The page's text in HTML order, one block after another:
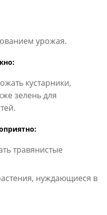
урожая.
кустарники,
зелень для
травянистые
нуждающиеся в